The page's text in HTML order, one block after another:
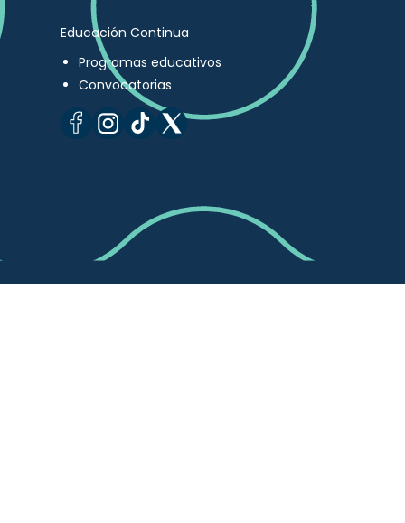
Educación Continua
Programas educativos
Convocatorias